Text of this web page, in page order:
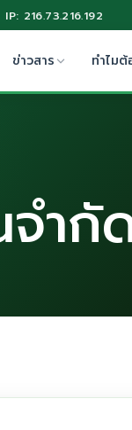
IP: 216.73.216.192
ข่าวสาร ทำไมต้
ำกั